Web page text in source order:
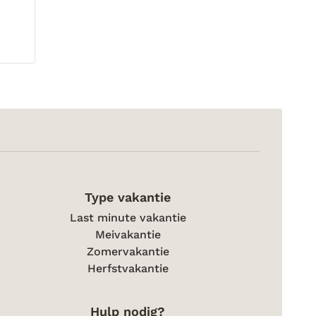
Type vakantie
Last minute vakantie
Meivakantie
Zomervakantie
Herfstvakantie
Hulp nodig?